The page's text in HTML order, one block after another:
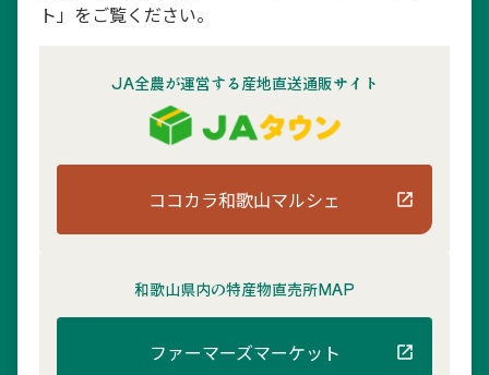
ト」をご覧ください。
JA全農が運営する産地直送通販サイト
ココカラ和歌山マルシェ
和歌山県内の特産物直売所MAP
ファーマーズマーケット